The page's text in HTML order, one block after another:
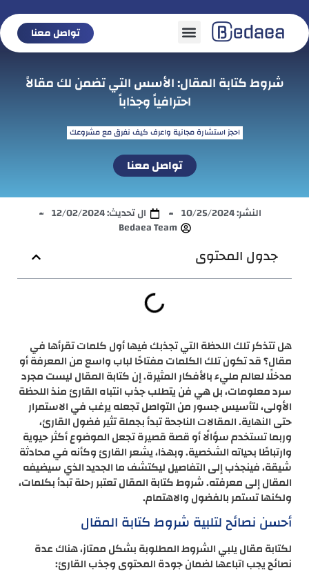
تواصل معنا
شروط كتابة المقال: الأسس التي تضمن لك مقالاً
احترافياً وجذاباً
احجز استشارة مجانية واعرف كيف نفرق مع مشروعك
تواصل معنا
النشر:10/25/2024
ال تحديث: 12/02/2024
Bedaea Team
جدول المحتوى
هل تتذكر تلك اللحظة التي تجذبك فيها أول كلمات تقرأها في
مقال؟ قد تكون تلك الكلمات مفتاحًا لباب واسع من المعرفة أو
مدخلًا لعالم مليء بالأفكار المثيرة. إن كتابة المقال ليست مجرد
سرد معلومات، بل هي فن يتطلب جذب انتباه القارئ منذ اللحظة
الأولى، لتأسيس جسور من التواصل تجعله يرغب في الاستمرار
حتى النهاية. المقالات الناجحة تبدأ بجملة تثير فضول القارئ،
وربما تستخدم سؤالًا أو قصة قصيرة تجعل الموضوع أكثر حيوية
وارتباطًا بحياته الشخصية. وبهذا، يشعر القارئ وكأنه في محادثة
شيقة، فينجذب إلى التفاصيل ليكتشف ما الجديد الذي سيضيفه
المقال إلى معرفته. شروط كتابة المقال تعتبر رحلة تبدأ بكلمات،
ولكنها تستمر بالفضول والاهتمام.
أحسن نصائح لتلبية شروط كتابة المقال
لكتابة مقال يلبي الشروط المطلوبة بشكل ممتاز، هناك عدة
نصائح يجب اتباعها لضمان جودة المحتوى وجذب القارئ: